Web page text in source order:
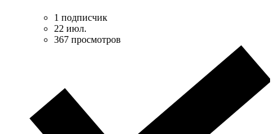
1 подписчик
22 июл.
367 просмотров